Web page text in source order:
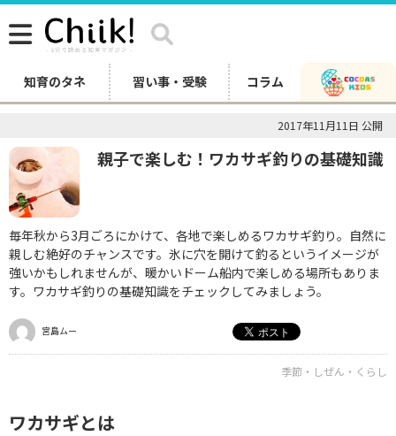
知育のタネ 習い事・受験 コラム
2017年11月11日 公開
親子で楽しむ！ワカサギ釣りの基礎知識
毎年秋から3月ごろにかけて、各地で楽しめるワカサギ釣り。自然に
親しむ絶好のチャンスです。氷に穴を開けて釣るというイメージが
強いかもしれませんが、暖かいドーム船内で楽しめる場所もありま
す。ワカサギ釣りの基礎知識をチェックしてみましょう。
宮島ムー
季節・しぜん・くらし
ワカサギとは